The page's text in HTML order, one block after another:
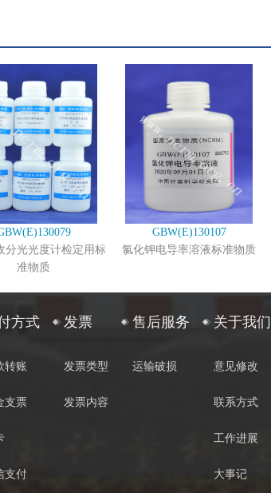
分光光度计检定用标
准物质
GBW(E)130107
氯化钾电导率溶液标准物质
方式
转账
支票
支付
发票
发票类型
发票内容
售后服务
运输破损
关于我们
意见修改
联系方式
工作进展
大事记